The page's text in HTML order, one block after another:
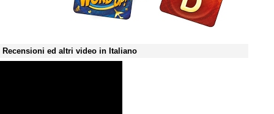
Recensioni ed altri video in Italiano